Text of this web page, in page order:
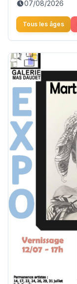
07/08/2026
Tous les âges